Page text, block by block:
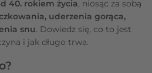
40. rokiem życia, niosąc za sobą
uderzenia gorąca,
snu. Dowiedz się, co to jest
i jak długo trwa.